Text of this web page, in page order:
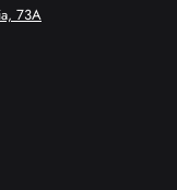
73A